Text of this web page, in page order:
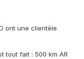
ont une clientèle
tout fait : 500 km AR